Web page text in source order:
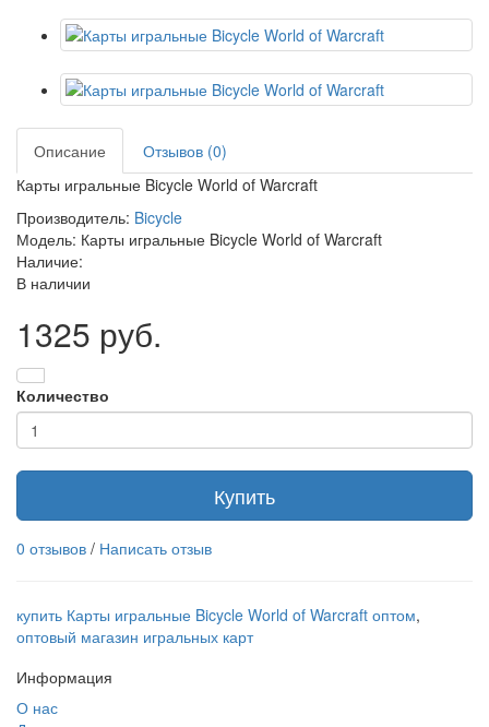
Описание
Отзывов (0)
Карты игральные Bicycle World of Warcraft
Производитель: Bicycle
Модель: Карты игральные Bicycle World of Warcraft
Наличие:
В наличии
1325 руб.
Количество
Купить
0 отзывов / Написать отзыв
купить Карты игральные Bicycle World of Warcraft оптом,
оптовый магазин игральных карт
Информация
О нас